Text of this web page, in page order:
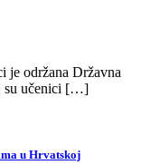
je održana Državna
su učenici […]
u Hrvatskoj